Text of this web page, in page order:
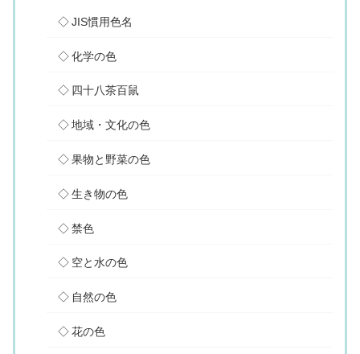
JIS慣用色名
化学の色
四十八茶百鼠
地域・文化の色
果物と野菜の色
生き物の色
禁色
空と水の色
自然の色
花の色